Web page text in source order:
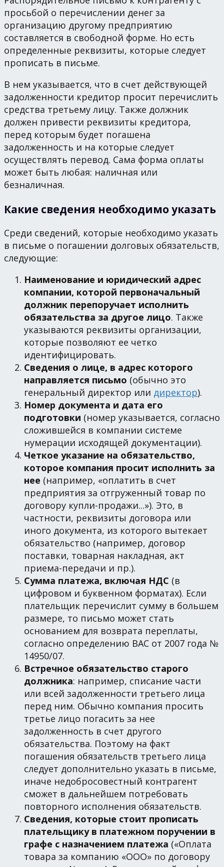
просьбой о перечислении денег за
организацию другому предприятию
составляется в свободной форме. Но есть
определенные реквизиты, которые следует
прописать в письме.
В нем указывается, что в счет действующей
задолженности кредитор просит перечислить
средства третьему лицу. Также должник
должен привести реквизиты кредитора,
перед которым будет погашена
задолженность и на которые следует
осуществлять перевод. Сама форма оплаты
может быть любая: наличная или
безналичная.
Какие сведения необходимо указать
Среди сведений, которые необходимо указать
в письме о погашении долговых обязательств,
следующие:
Наименование и юридический адрес
компании, которой первоначальный
должник перепоручает исполнить
обязательства за другое лицо. Также
указываются реквизиты организации,
которые позволяют ее четко
идентифицировать.
Сведения о лице, в адрес которого
направляется письмо (обычно это
генеральный директор или директор).
Номер документа и дата его
подготовки (номер указывается, согласно
сложившейся в компании системе
нумерации исходящей документации).
Четкое указание на обязательство,
которое компания просит исполнить за
нее (например, «оплатить в счет
предприятия за отгруженный товар по
договору купли-продажи...»). Это, в
частности, реквизиты договора или
иного документа, из которого вытекает
обязательство (например, договор
поставки, товарная накладная, акт
приема-передачи и пр.).
Сумма платежа, включая НДС (в
цифровом и буквенном форматах). Если
плательщик перечислит сумму в большем
размере, то письмо может стать
основанием для возврата переплаты,
согласно определению ВАС от 2007 года №
14950/07.
Встречное обязательство старого
должника: например, списание части
или всей задолженности третьего лица
перед ним. Обычно компания просить
третье лицо погасить за нее
задолженность в счет другого
обязательства. Поэтому на факт
погашения обязательств третьего лица
следует дополнительно указать в письме,
иначе недобросовестный контрагент
сможет в дальнейшем потребовать
повторного исполнения обязательств.
Сведения, которые стоит прописать
плательщику в платежном поручении в
графе с назначением платежа («Оплата
товара за компанию «ООО» по договору